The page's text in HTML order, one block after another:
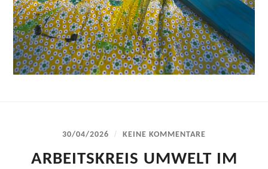
30/04/2026 / KEINE KOMMENTARE
ARBEITSKREIS UMWELT IM